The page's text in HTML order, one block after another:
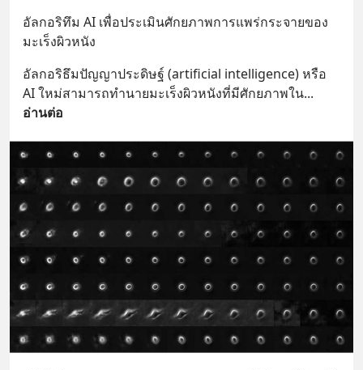
อัลกอริทึม AI เพื่อประเมินศักยภาพการแพร่กระจายของ
มะเร็งผิวหนัง
อัลกอริธึมปัญญาประดิษฐ์ (artificial intelligence) หรือ
AI ใหม่สามารถทำนายมะเร็งผิวหนังที่มีศักยภาพใน
อ่านต่อ